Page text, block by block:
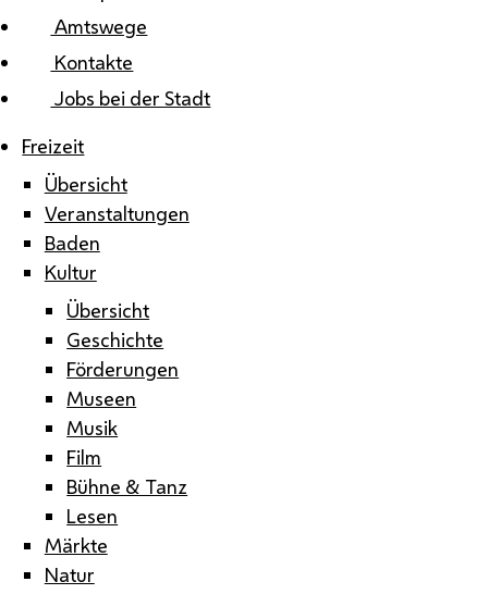
Amtswege
Kontakte
Jobs bei der Stadt
Freizeit
Übersicht
Veranstaltungen
Baden
Kultur
Übersicht
Geschichte
Förderungen
Museen
Musik
Film
Bühne & Tanz
Lesen
Märkte
Natur